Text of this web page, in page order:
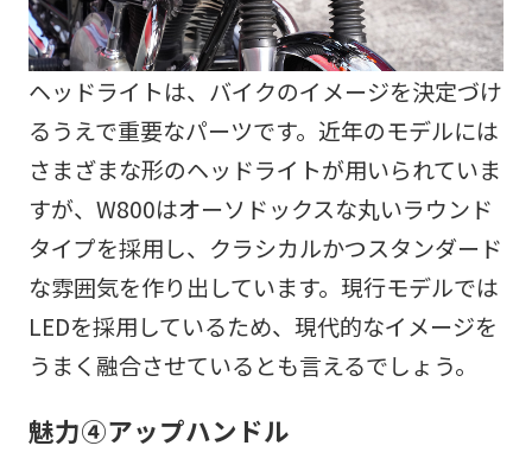
ヘッドライトは、バイクのイメージを決定づけ
るうえで重要なパーツです。近年のモデルには
さまざまな形のヘッドライトが用いられていま
すが、W800はオーソドックスな丸いラウンド
タイプを採用し、クラシカルかつスタンダード
な雰囲気を作り出しています。現行モデルでは
LEDを採用しているため、現代的なイメージを
うまく融合させているとも言えるでしょう。
魅力④アップハンドル